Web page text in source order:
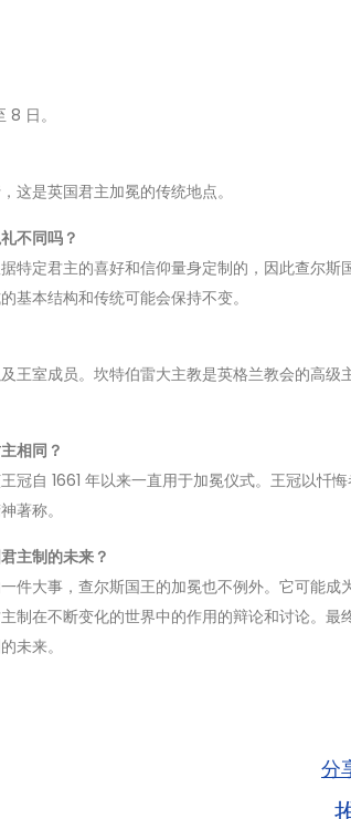
日。
这是英国君主加冕的传统地点。
不同吗？
特定君主的喜好和信仰量身定制的，因此查尔斯
基本结构和传统可能会保持不变。
王室成员。坎特伯雷大主教是英格兰教会的高级
相同？
冠自 1661 年以来一直用于加冕仪式。王冠以忏
著称。
主制的未来？
件大事，查尔斯国王的加冕也不例外。它可能成
制在不断变化的世界中的作用的辩论和讨论。最
未来。
分